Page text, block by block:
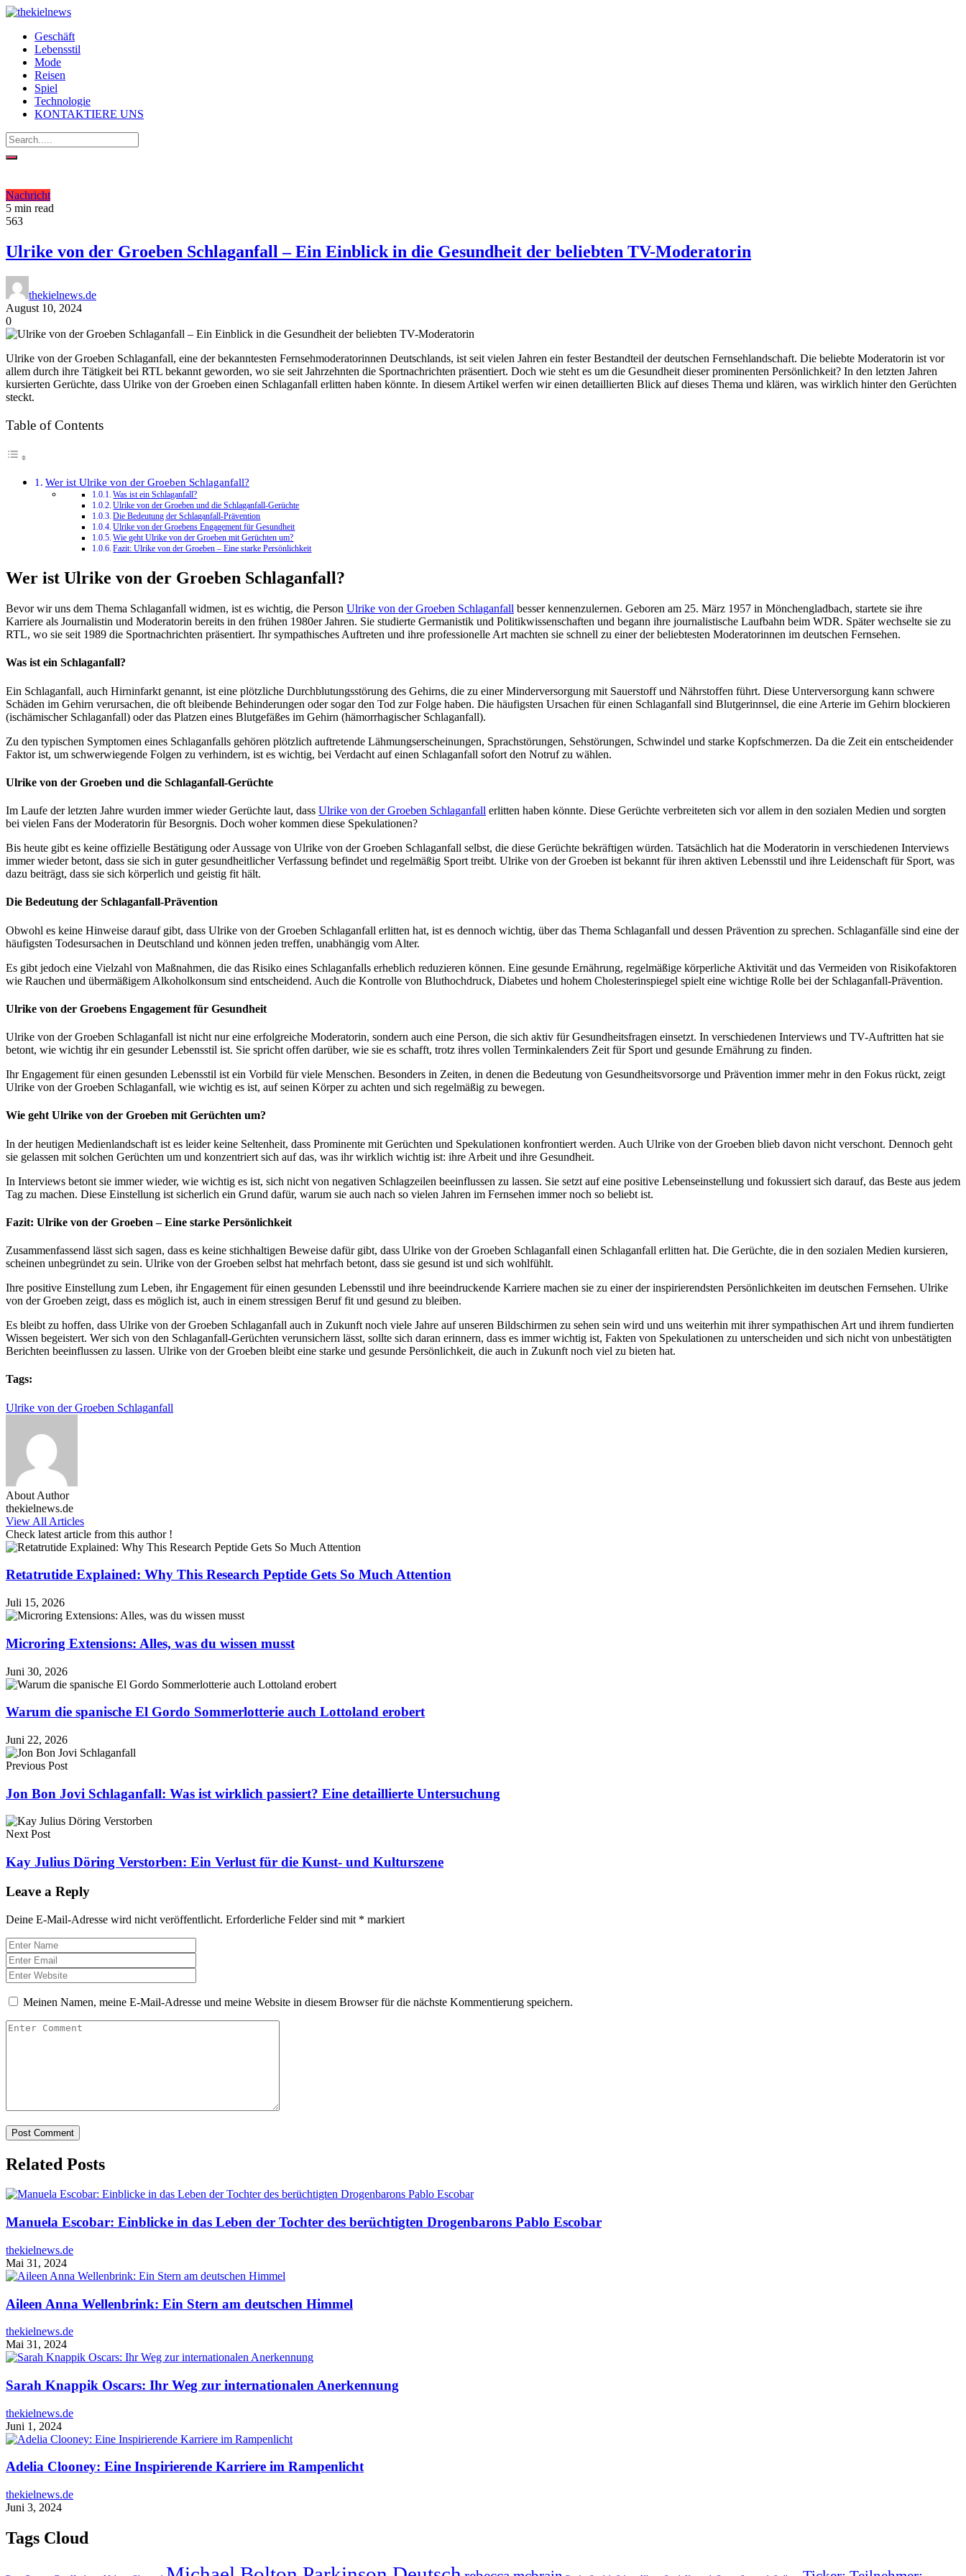
Geschäft
Lebensstil
Mode
Reisen
Spiel
Technologie
KONTAKTIERE UNS
Nachricht
5 min read
563
Ulrike von der Groeben Schlaganfall – Ein Einblick in die Gesundheit der beliebten TV-Moderatorin
thekielnews.de
August 10, 2024
0
Ulrike von der Groeben Schlaganfall, eine der bekanntesten Fernsehmoderatorinnen Deutschlands, ist seit vielen Jahren ein fester Bestandteil der deutschen Fernsehlandschaft. Die beliebte Moderatorin ist vor
allem durch ihre Tätigkeit bei RTL bekannt geworden, wo sie seit Jahrzehnten die Sportnachrichten präsentiert. Doch wie steht es um die Gesundheit dieser prominenten Persönlichkeit? In den letzten Jahren
kursierten Gerüchte, dass Ulrike von der Groeben einen Schlaganfall erlitten haben könnte. In diesem Artikel werfen wir einen detaillierten Blick auf dieses Thema und klären, was wirklich hinter den Gerüchten
steckt.
Table of Contents
Wer ist Ulrike von der Groeben Schlaganfall?
Was ist ein Schlaganfall?
Ulrike von der Groeben und die Schlaganfall-Gerüchte
Die Bedeutung der Schlaganfall-Prävention
Ulrike von der Groebens Engagement für Gesundheit
Wie geht Ulrike von der Groeben mit Gerüchten um?
Fazit: Ulrike von der Groeben – Eine starke Persönlichkeit
Wer ist Ulrike von der Groeben Schlaganfall?
Bevor wir uns dem Thema Schlaganfall widmen, ist es wichtig, die Person Ulrike von der Groeben Schlaganfall besser kennenzulernen. Geboren am 25. März 1957 in Mönchengladbach, startete sie ihre
Karriere als Journalistin und Moderatorin bereits in den frühen 1980er Jahren. Sie studierte Germanistik und Politikwissenschaften und begann ihre journalistische Laufbahn beim WDR. Später wechselte sie zu
RTL, wo sie seit 1989 die Sportnachrichten präsentiert. Ihr sympathisches Auftreten und ihre professionelle Art machten sie schnell zu einer der beliebtesten Moderatorinnen im deutschen Fernsehen.
Was ist ein Schlaganfall?
Ein Schlaganfall, auch Hirninfarkt genannt, ist eine plötzliche Durchblutungsstörung des Gehirns, die zu einer Minderversorgung mit Sauerstoff und Nährstoffen führt. Diese Unterversorgung kann schwere
Schäden im Gehirn verursachen, die oft bleibende Behinderungen oder sogar den Tod zur Folge haben. Die häufigsten Ursachen für einen Schlaganfall sind Blutgerinnsel, die eine Arterie im Gehirn blockieren
(ischämischer Schlaganfall) oder das Platzen eines Blutgefäßes im Gehirn (hämorrhagischer Schlaganfall).
Zu den typischen Symptomen eines Schlaganfalls gehören plötzlich auftretende Lähmungserscheinungen, Sprachstörungen, Sehstörungen, Schwindel und starke Kopfschmerzen. Da die Zeit ein entscheidender
Faktor ist, um schwerwiegende Folgen zu verhindern, ist es wichtig, bei Verdacht auf einen Schlaganfall sofort den Notruf zu wählen.
Ulrike von der Groeben und die Schlaganfall-Gerüchte
Im Laufe der letzten Jahre wurden immer wieder Gerüchte laut, dass Ulrike von der Groeben Schlaganfall erlitten haben könnte. Diese Gerüchte verbreiteten sich vor allem in den sozialen Medien und sorgten
bei vielen Fans der Moderatorin für Besorgnis. Doch woher kommen diese Spekulationen?
Bis heute gibt es keine offizielle Bestätigung oder Aussage von Ulrike von der Groeben Schlaganfall selbst, die diese Gerüchte bekräftigen würden. Tatsächlich hat die Moderatorin in verschiedenen Interviews
immer wieder betont, dass sie sich in guter gesundheitlicher Verfassung befindet und regelmäßig Sport treibt. Ulrike von der Groeben ist bekannt für ihren aktiven Lebensstil und ihre Leidenschaft für Sport, was
dazu beiträgt, dass sie sich körperlich und geistig fit hält.
Die Bedeutung der Schlaganfall-Prävention
Obwohl es keine Hinweise darauf gibt, dass Ulrike von der Groeben Schlaganfall erlitten hat, ist es dennoch wichtig, über das Thema Schlaganfall und dessen Prävention zu sprechen. Schlaganfälle sind eine der
häufigsten Todesursachen in Deutschland und können jeden treffen, unabhängig vom Alter.
Es gibt jedoch eine Vielzahl von Maßnahmen, die das Risiko eines Schlaganfalls erheblich reduzieren können. Eine gesunde Ernährung, regelmäßige körperliche Aktivität und das Vermeiden von Risikofaktoren
wie Rauchen und übermäßigem Alkoholkonsum sind entscheidend. Auch die Kontrolle von Bluthochdruck, Diabetes und hohem Cholesterinspiegel spielt eine wichtige Rolle bei der Schlaganfall-Prävention.
Ulrike von der Groebens Engagement für Gesundheit
Ulrike von der Groeben Schlaganfall ist nicht nur eine erfolgreiche Moderatorin, sondern auch eine Person, die sich aktiv für Gesundheitsfragen einsetzt. In verschiedenen Interviews und TV-Auftritten hat sie
betont, wie wichtig ihr ein gesunder Lebensstil ist. Sie spricht offen darüber, wie sie es schafft, trotz ihres vollen Terminkalenders Zeit für Sport und gesunde Ernährung zu finden.
Ihr Engagement für einen gesunden Lebensstil ist ein Vorbild für viele Menschen. Besonders in Zeiten, in denen die Bedeutung von Gesundheitsvorsorge und Prävention immer mehr in den Fokus rückt, zeigt
Ulrike von der Groeben Schlaganfall, wie wichtig es ist, auf seinen Körper zu achten und sich regelmäßig zu bewegen.
Wie geht Ulrike von der Groeben mit Gerüchten um?
In der heutigen Medienlandschaft ist es leider keine Seltenheit, dass Prominente mit Gerüchten und Spekulationen konfrontiert werden. Auch Ulrike von der Groeben blieb davon nicht verschont. Dennoch geht
sie gelassen mit solchen Gerüchten um und konzentriert sich auf das, was ihr wirklich wichtig ist: ihre Arbeit und ihre Gesundheit.
In Interviews betont sie immer wieder, wie wichtig es ist, sich nicht von negativen Schlagzeilen beeinflussen zu lassen. Sie setzt auf eine positive Lebenseinstellung und fokussiert sich darauf, das Beste aus jedem
Tag zu machen. Diese Einstellung ist sicherlich ein Grund dafür, warum sie auch nach so vielen Jahren im Fernsehen immer noch so beliebt ist.
Fazit: Ulrike von der Groeben – Eine starke Persönlichkeit
Zusammenfassend lässt sich sagen, dass es keine stichhaltigen Beweise dafür gibt, dass Ulrike von der Groeben Schlaganfall einen Schlaganfall erlitten hat. Die Gerüchte, die in den sozialen Medien kursieren,
scheinen unbegründet zu sein. Ulrike von der Groeben selbst hat mehrfach betont, dass sie gesund ist und sich wohlfühlt.
Ihre positive Einstellung zum Leben, ihr Engagement für einen gesunden Lebensstil und ihre beeindruckende Karriere machen sie zu einer der inspirierendsten Persönlichkeiten im deutschen Fernsehen. Ulrike
von der Groeben zeigt, dass es möglich ist, auch in einem stressigen Beruf fit und gesund zu bleiben.
Es bleibt zu hoffen, dass Ulrike von der Groeben Schlaganfall auch in Zukunft noch viele Jahre auf unseren Bildschirmen zu sehen sein wird und uns weiterhin mit ihrer sympathischen Art und ihrem fundierten
Wissen begeistert. Wer sich von den Schlaganfall-Gerüchten verunsichern lässt, sollte sich daran erinnern, dass es immer wichtig ist, Fakten von Spekulationen zu unterscheiden und sich nicht von unbestätigten
Berichten beeinflussen zu lassen. Ulrike von der Groeben bleibt eine starke und gesunde Persönlichkeit, die auch in Zukunft noch viel zu bieten hat.
Tags:
Ulrike von der Groeben Schlaganfall
About Author
thekielnews.de
View All Articles
Check latest article from this author !
Retatrutide Explained: Why This Research Peptide Gets So Much Attention
Juli 15, 2026
Microring Extensions: Alles, was du wissen musst
Juni 30, 2026
Warum die spanische El Gordo Sommerlotterie auch Lottoland erobert
Juni 22, 2026
Previous Post
Jon Bon Jovi Schlaganfall: Was ist wirklich passiert? Eine detaillierte Untersuchung
Next Post
Kay Julius Döring Verstorben: Ein Verlust für die Kunst- und Kulturszene
Leave a Reply
Deine E-Mail-Adresse wird nicht veröffentlicht. Erforderliche Felder sind mit * markiert
Meinen Namen, meine E-Mail-Adresse und meine Website in diesem Browser für die nächste Kommentierung speichern.
Related Posts
Manuela Escobar: Einblicke in das Leben der Tochter des berüchtigten Drogenbarons Pablo Escobar
thekielnews.de
Mai 31, 2024
Aileen Anna Wellenbrink: Ein Stern am deutschen Himmel
thekielnews.de
Mai 31, 2024
Sarah Knappik Oscars: Ihr Weg zur internationalen Anerkennung
thekielnews.de
Juni 1, 2024
Adelia Clooney: Eine Inspirierende Karriere im Rampenlicht
thekielnews.de
Juni 3, 2024
Tags Cloud